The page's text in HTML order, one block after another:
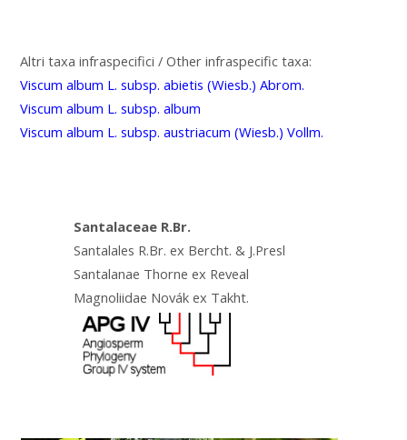
Altri taxa infraspecifici / Other infraspecific taxa:
Viscum album L. subsp. abietis (Wiesb.) Abrom.
Viscum album L. subsp. album
Viscum album L. subsp. austriacum (Wiesb.) Vollm.
Santalaceae R.Br.
Santalales R.Br. ex Bercht. & J.Presl
Santalanae Thorne ex Reveal
Magnoliidae Novák ex Takht.